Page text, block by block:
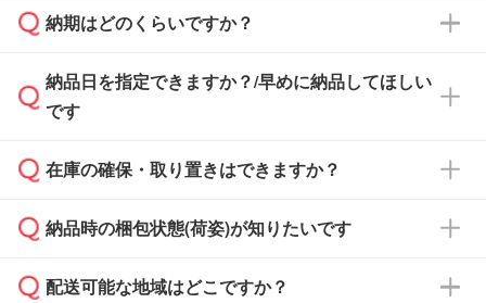
どの場合は、月末締め翌月末払いに対応可能で
また、卒業・卒園記念品で対策委員会や個人様
校や幼稚園・保育園であれば、同様の条件でご
ご希望の際は担当スタッフまでお気軽にご相談
ください。
納品書・領収書は ご依頼をいただいた場合の
ず、通常はPDFデータをメール添付でお送りし
ます。
たは注文フォームの『ご注文に関する備考欄』
納期はどのくらいですか？
・印刷する場合(500個程度)
ご入金、イメージ画像の校了から約2週間～2
ご入金確認後、1～2営業日で出荷いたしま
納品日を指定できますか？/早めに納品してほしい
です
ご希望の納期がある場合は、お問い合わせ・お
い。
応が可能かご案内いたします。
在庫の確保・取り置きはできますか？
ご入金確認後に在庫を確保し、注文確定のご連
はできかねますので予めご了承ください。
納品時の梱包状態(荷姿)が知りたいです
商品によって異なります。各ページにある商品
配送可能な地域はどこですか？